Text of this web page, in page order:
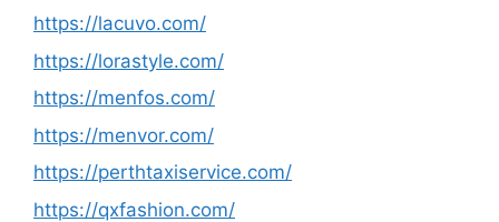
https://lacuvo.com/
https://lorastyle.com/
https://menfos.com/
https://menvor.com/
https://perthtaxiservice.com/
https://qxfashion.com/